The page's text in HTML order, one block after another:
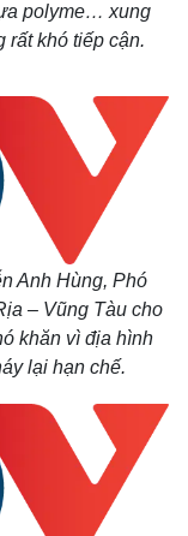
polyme… xung
rất khó tiếp cận.
Anh Hùng, Phó
– Vũng Tàu cho
khăn vì địa hình
lại hạn chế.